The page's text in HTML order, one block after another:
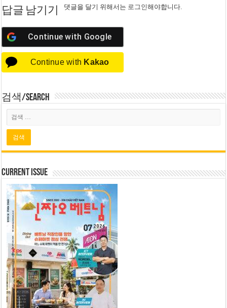
답글 남기기 댓글을 달기 위해서는 로그인해야합니다.
Continue with Google
Continue with Kakao
검색/Search
Current Issue